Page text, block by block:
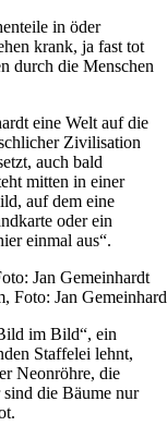
in öder
krank, ja fast tot
durch die Menschen
eine Welt auf die
Zivilisation
auch bald
mitten in einer
auf dem eine
oder ein
einmal aus“.
Foto: Jan
im Bild“, ein
Staffelei lehnt,
Neonröhre, die
die Bäume nur